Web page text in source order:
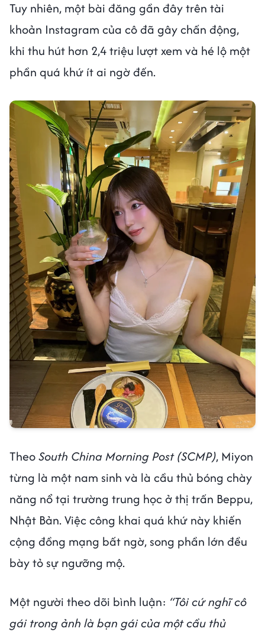
Tuy nhiên, một bài đăng gần đây trên tài
khoản Instagram của cô đã gây chấn động,
khi thu hút hơn 2,4 triệu lượt xem và hé lộ một
phần quá khứ ít ai ngờ đến.
TheoSouth China Morning Post (SCMP), Miyon
từng là một nam sinh và là cầu thủ bóng chày
năng nổ tại trường trung học ở thị trấn Beppu,
Nhật Bản. Việc công khai quá khứ này khiến
cộng đồng mạng bất ngờ, song phần lớn đều
bày tỏ sự ngưỡng mộ.
Một người theo dõi bình luận: “Tôi cứ nghĩ cô
gái trong ảnh là bạn gái của một cầu thủ